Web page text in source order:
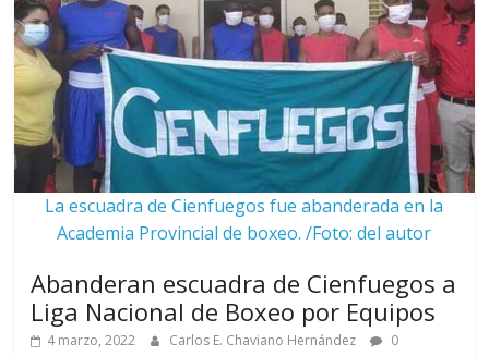
La escuadra de Cienfuegos fue abanderada en la
Academia Provincial de boxeo. /Foto: del autor
Abanderan escuadra de Cienfuegos a
Liga Nacional de Boxeo por Equipos
4 marzo, 2022 Carlos E. Chaviano Hernández
0